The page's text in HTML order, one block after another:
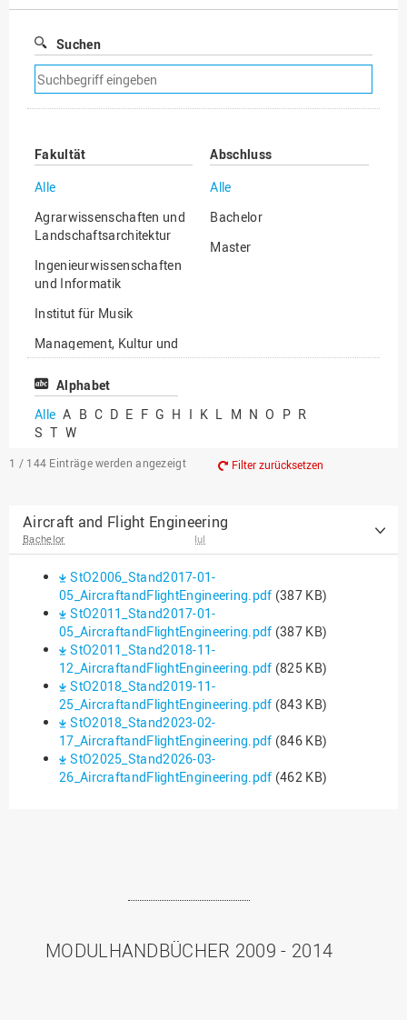
Suchen
Suchfilter
entfernen
Fakultät
Alle
Agrarwissenschaften und
Landschaftsarchitektur
Ingenieurwissenschaften
und Informatik
Institut für Musik
Management, Kultur und
Technik
Wirtschafts- und
Sozialwissenschaften
Abschluss
Alle
Bachelor
Master
Alphabet
Alle A B C D E F G H I K L M N O P R
S T W
1 / 144 Einträge werden angezeigt Filter zurücksetzen
Aircraft and Flight Engineering
Bachelor IuI
StO2006_Stand2017-01-
05_AircraftandFlightEngineering.pdf (387 KB)
StO2011_Stand2017-01-
05_AircraftandFlightEngineering.pdf (387 KB)
StO2011_Stand2018-11-
12_AircraftandFlightEngineering.pdf (825 KB)
StO2018_Stand2019-11-
25_AircraftandFlightEngineering.pdf (843 KB)
StO2018_Stand2023-02-
17_AircraftandFlightEngineering.pdf (846 KB)
StO2025_Stand2026-03-
26_AircraftandFlightEngineering.pdf (462 KB)
MODULHANDBÜCHER 2009 - 2014